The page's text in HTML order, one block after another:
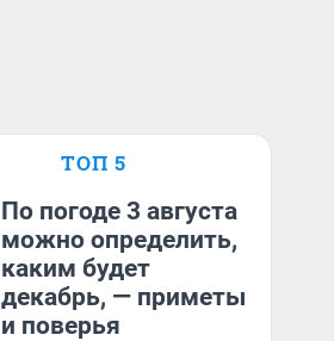
ТОП 5
По погоде 3 августа
можно определить,
каким будет
декабрь, — приметы
и поверья